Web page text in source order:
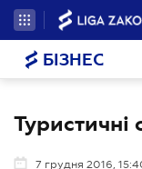
БІЗНЕС
Туристичні
7 грудня 2016,